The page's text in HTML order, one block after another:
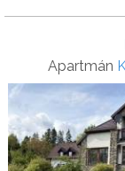
Apartmán